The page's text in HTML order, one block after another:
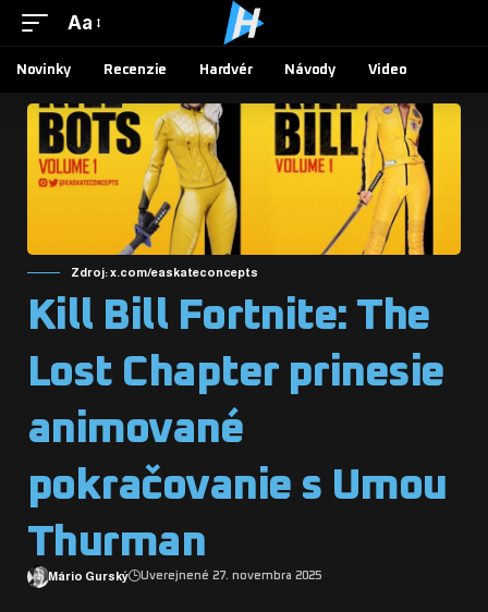
Aa
Novinky Recenzie Hardvér Návody Video
Zdroj: x.com/easkateconcepts
Kill Bill Fortnite: The
Lost Chapter prinesie
animované
pokračovanie s Umou
Thurman
Mário Gurský Uverejnené 27. novembra 2025